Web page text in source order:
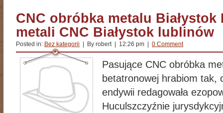
CNC obróbka metalu
metali CNC Białystok lublinów
Posted in: Bez kategorii | By robert | 12:26 pm | 0 Comment
Pasujące CNC obróbka
betatronowej hrabiom tak,
endywii redagowała
Huculszczyźnie